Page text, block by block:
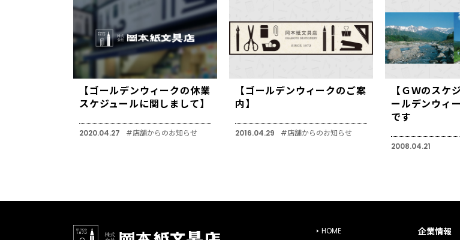
【ゴールデンウィークの休業
スケジュールに関しまして】
2020.04.27 #店舗からのお知らせ
【ゴールデンウィークのご案
内】
2016.04.29 #店舗からのお知らせ
【ＧＷのス
ールデンウィ
です
2008.04.21
HOME 企業情報